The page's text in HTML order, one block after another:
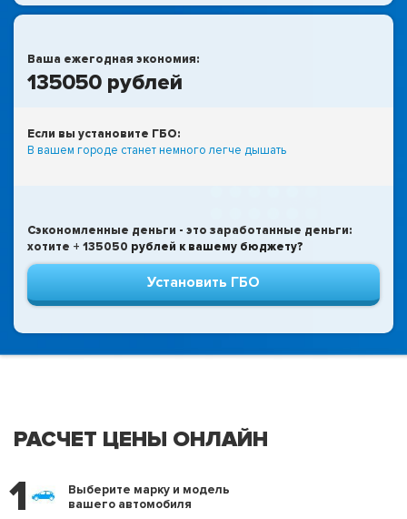
Ваша ежегодная экономия:
135050 рублей
Если вы установите ГБО:
В вашем городе станет немного легче дышать
Сэкономленные деньги - это заработанные деньги:
хотите + 135050 рублей к вашему бюджету?
Установить ГБО
РАСЧЕТ ЦЕНЫ ОНЛАЙН
1
Выберите марку и модель
вашего автомобиля